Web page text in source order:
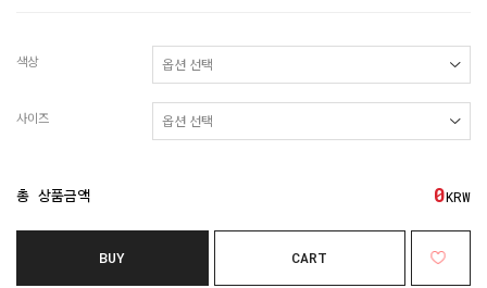
색상
사이즈
총 상품금액 0KRW
BUY CART